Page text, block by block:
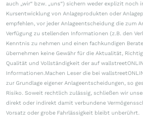
auch „wir“ bzw. „uns“) sichern weder explizit
Kursentwicklung von Anlageprodukten oder
empfehlen, vor jeder Anlageentscheidung die zum
Verfügung zu stellenden Informationen (z.B. den
Kenntnis zu nehmen und einen fachkundigen
übernehmen keine Gewähr für die Aktualität,
Qualität und Vollständigkeit der auf
Informationen.Machen Leser die bei
zur Grundlage eigener Anlageentscheidungen, so
Risiko. Soweit rechtlich zulässig, schließen wir
direkt oder indirekt damit verbundene
Vorsatz oder grobe Fahrlässigkeit bleibt unberührt.